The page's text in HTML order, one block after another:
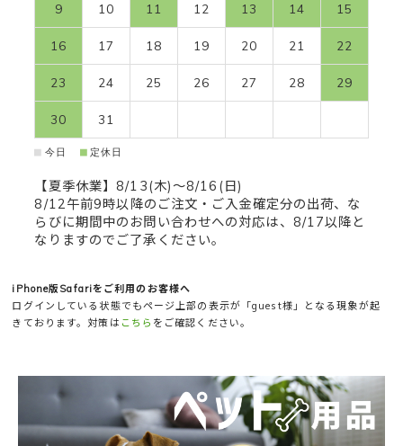
9 10 11 12 13 14 15
16 17 18 19 20 21 22
23 24 25 26 27 28 29
30 31
■ 今日 ■ 定休日
【夏季休業】8/13(木)～8/16(日)
8/12午前9時以降のご注文・ご入金確定分の出荷、な
らびに期間中のお問い合わせへの対応は、8/17以降と
なりますのでご了承ください。
iPhone版Safariをご利用のお客様へ
ログインしている状態でもページ上部の表示が「guest様」となる現象が起
きております。対策は こちら をご確認ください。